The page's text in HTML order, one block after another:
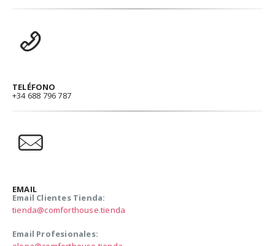
TELÉFONO
+34 688 796 787
EMAIL
Email Clientes Tienda:
tienda@comforthouse.tienda
Email Profesionales: